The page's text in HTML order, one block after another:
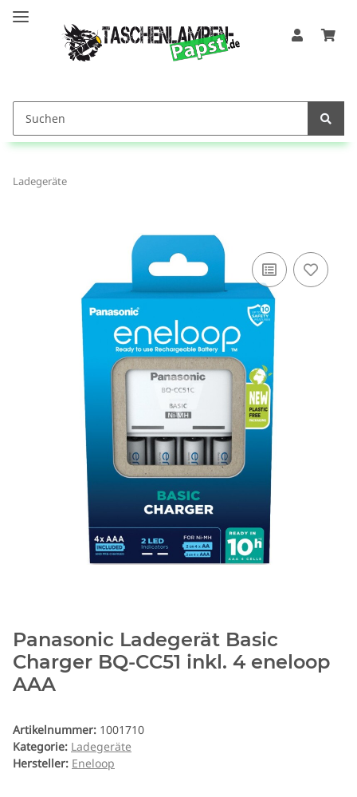
Ladegeräte
Panasonic Ladegerät Basic
Charger BQ-CC51 inkl. 4 eneloop
AAA
Artikelnummer: 1001710
Kategorie: Ladegeräte
Hersteller: Eneloop